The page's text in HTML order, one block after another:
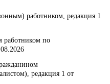
работником, редакция 1
работником по
редакция 1 от